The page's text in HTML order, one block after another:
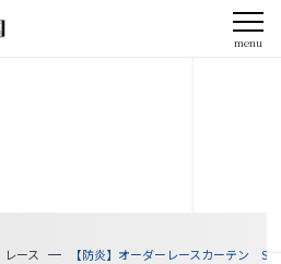
menu
レース 【防炎】オーダーレースカーテン